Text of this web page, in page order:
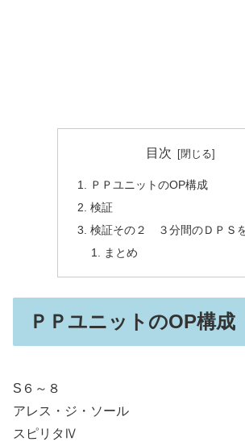
目次
ＰＰユニットのOP構成
検証
検証その２ ３分間のＤＰＳ
まとめ
ＰＰユニットのOP構成
S６～８
アレス・ジ・ソール
スピリタⅣ